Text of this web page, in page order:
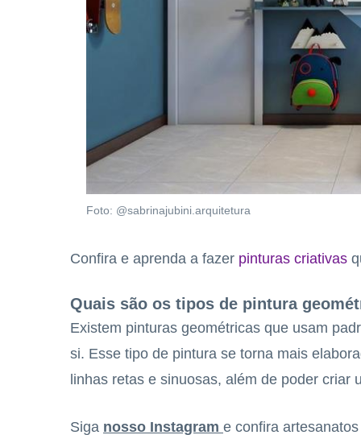
Foto: @sabrinajubini.arquitetura
Confira e aprenda a fazer pinturas criativas
Quais são os tipos de pintura
Existem pinturas geométricas que usam
si. Esse tipo de pintura se torna mais
linhas retas e sinuosas, além de poder criar
Siga nosso Instagram e confira